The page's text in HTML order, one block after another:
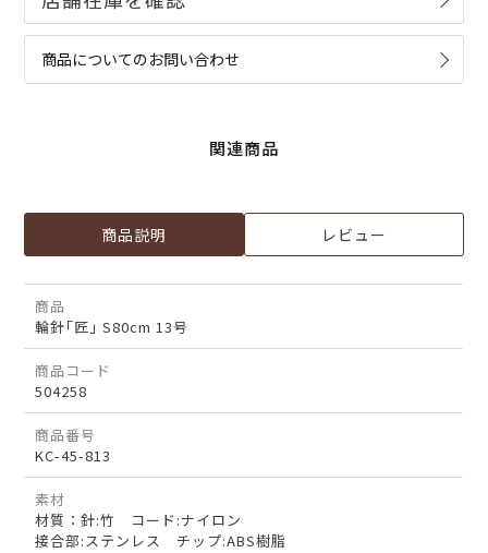
商品についてのお問い合わせ
関連商品
商品説明 レビュー
商品
輪針｢匠｣ S80cm 13号
商品コード
504258
商品番号
KC-45-813
素材
材質：針:竹 コード:ナイロン
接合部:ステンレス チップ:ABS樹脂